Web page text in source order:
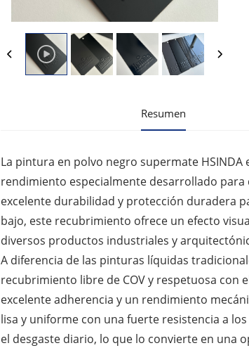
Resumen
La pintura en polvo negro supermate
rendimiento especialmente desarrollado
excelente durabilidad y protección duradera
bajo, este recubrimiento ofrece un efecto
diversos productos industriales y
A diferencia de las pinturas líquidas
recubrimiento libre de COV y respetuosa con
excelente adherencia y un rendimiento
lisa y uniforme con una fuerte resistencia a
el desgaste diario, lo que lo convierte en una